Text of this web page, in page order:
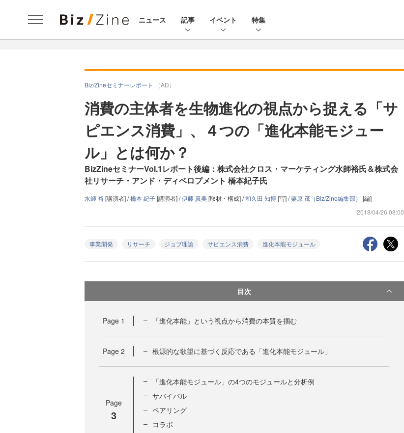
ニュース 記事 イベント 特集
Biz/Zineセミナーレポート （AD）
消費の主体者を生物進化の視点から捉える「サ
ピエンス消費」、４つの「進化本能モジュー
ル」とは何か？
BizZineセミナーVol.1レポート後編：株式会社クロス・マーケティング水師裕氏＆株式会
社リサーチ・アンド・ディベロプメント 橋本紀子氏
水師 裕[講演者] /橋本 紀子[講演者] /伊藤 真美[取材・構成] /和久田 知博[写] /栗原 茂（Biz/Zine編集部） [編]
2018/04/26 08:00
事業開発 リサーチ ジョブ理論 サピエンス消費 進化本能モジュール
目次
Page 1 「進化本能」という視点から消費の本質を掴む
Page 2 根源的な欲望に基づく反応である「進化本能モジュール」
Page
3
「進化本能モジュール」の4つのモジュールと分析例
サバイバル
ペアリング
コラボ